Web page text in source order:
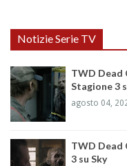
Notizie Serie TV
TWD Dead
Stagione 3
agosto 04,
TWD Dead
3 su Sky